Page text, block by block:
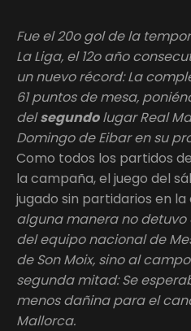
Fue el 20o gol de la
La Liga, el 12o año
un nuevo récord: La
61 puntos de mesa,
delsegundolugar Real
Domingo de Eibar en su
Como todos los partidos
la campaña, el juego del
jugado sin partidarios en la
alguna manera no
del equipo nacional de
de Son Moix, sino al
segunda mitad: Se
menos dañina para el
Mallorca.